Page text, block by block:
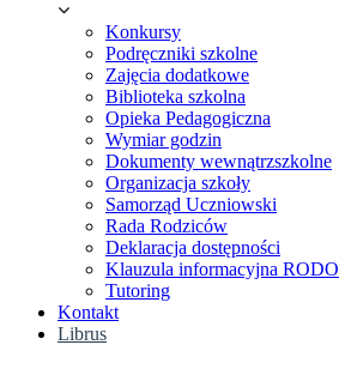
Konkursy
Podręczniki szkolne
Zajęcia dodatkowe
Biblioteka szkolna
Opieka Pedagogiczna
Wymiar godzin
Dokumenty wewnątrzszkolne
Organizacja szkoły
Samorząd Uczniowski
Rada Rodziców
Deklaracja dostępności
Klauzula informacyjna RODO
Tutoring
Kontakt
Librus